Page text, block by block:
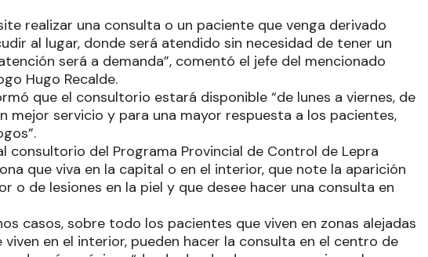
realizar una consulta o un paciente que venga derivado
al lugar, donde será atendido sin necesidad de tener un
será a demanda”, comentó el jefe del mencionado
Hugo Recalde.
que el consultorio estará disponible “de lunes a viernes, de
mejor servicio y para una mayor respuesta a los pacientes,
consultorio del Programa Provincial de Control de Lepra
que viva en la capital o en el interior, que note la aparición
o de lesiones en la piel y que desee hacer una consulta en
casos, sobre todo los pacientes que viven en zonas alejadas
en el interior, pueden hacer la consulta en el centro de